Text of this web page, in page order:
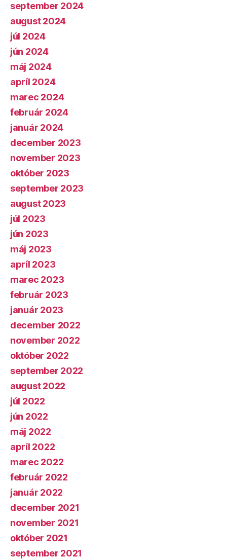
september 2024
august 2024
júl 2024
jún 2024
máj 2024
apríl 2024
marec 2024
február 2024
január 2024
december 2023
november 2023
október 2023
september 2023
august 2023
júl 2023
jún 2023
máj 2023
apríl 2023
marec 2023
február 2023
január 2023
december 2022
november 2022
október 2022
september 2022
august 2022
júl 2022
jún 2022
máj 2022
apríl 2022
marec 2022
február 2022
január 2022
december 2021
november 2021
október 2021
september 2021